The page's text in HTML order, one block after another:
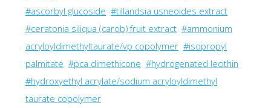
#ascorbyl glucoside #tillandsia usneoides extract
#ceratonia siliqua (carob) fruit extract #ammonium
acryloyldimethyltaurate/vp copolymer #isopropyl
palmitate #pca dimethicone #hydrogenated lecithin
#hydroxyethyl acrylate/sodium acryloyldimethyl
taurate copolymer